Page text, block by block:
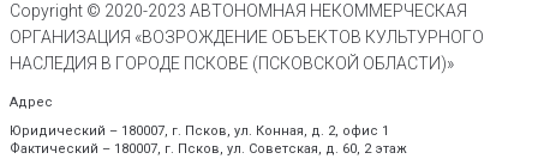
Copyright © 2020-2023 АВТОНОМНАЯ НЕКОММЕРЧЕСКАЯ
ОРГАНИЗАЦИЯ «ВОЗРОЖДЕНИЕ ОБЪЕКТОВ КУЛЬТУРНОГО
НАСЛЕДИЯ В ГОРОДЕ ПСКОВЕ (ПСКОВСКОЙ ОБЛАСТИ)»
Адрес
Юридический – 180007, г. Псков, ул. Конная, д. 2, офис 1
Фактический – 180007, г. Псков, ул. Советская, д. 60, 2 этаж